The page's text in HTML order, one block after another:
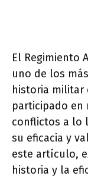
El Regimiento
uno de los
historia militar
participado en
conflictos a lo
su eficacia y
este artículo,
historia y la